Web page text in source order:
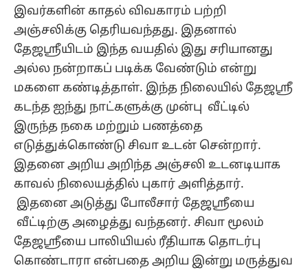
இவர்களின் காதல் விவகாரம் பற்றி
அஞ்சலிக்கு தெரியவந்தது. இதனால்
தேஜஸ்ரீயிடம் இந்த வயதில் இது சரியானது
அல்ல நன்றாகப் படிக்க வேண்டும் என்று
மகளை கண்டித்தாள். இந்த நிலையில் தேஜஸ்ரீ
கடந்த ஐந்து நாட்களுக்கு முன்பு வீட்டில்
இருந்த நகை மற்றும் பணத்தை
எடுத்துக்கொண்டு சிவா உடன் சென்றார்.
இதனை அறிய அறிந்த அஞ்சலி உடனடியாக
காவல் நிலையத்தில் புகார் அளித்தார்.
இதனை அடுத்து போலீசார் தேஜஸ்ரீயை
வீட்டிற்கு அழைத்து வந்தனர். சிவா மூலம்
தேஜஸ்ரீயை பாலியியல் ரீதியாக தொடர்பு
கொண்டாரா என்பதை அறிய இன்று மருத்துவ